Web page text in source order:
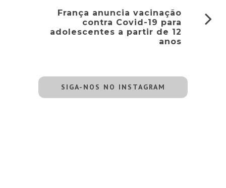
França anuncia vacinação
contra Covid-19 para
adolescentes a partir de 12
anos
SIGA-NOS NO INSTAGRAM